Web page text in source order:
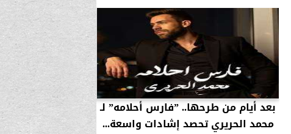
بعد أيام من طرحها.. ”فارس أحلامه” لـ
محمد الحريري تحصد إشادات واسعة...
بالفيديو…
استراتيجية